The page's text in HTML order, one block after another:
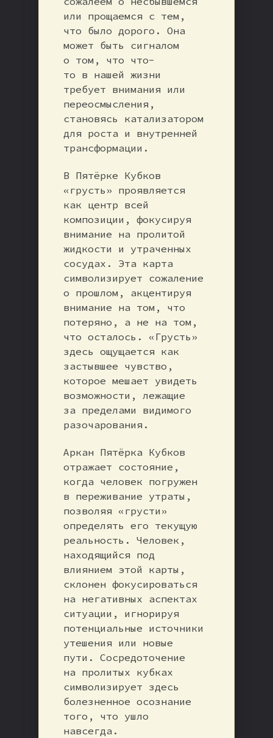
или прощаемся с тем,
что было дорого. Она
может быть сигналом
о том, что что-
то в нашей жизни
требует внимания или
переосмысления,
становясь катализатором
для роста и внутренней
трансформации.
В Пятёрке Кубков
«грусть» проявляется
как центр всей
композиции, фокусируя
внимание на пролитой
жидкости и утраченных
сосудах. Эта карта
символизирует сожаление
о прошлом, акцентируя
внимание на том, что
потеряно, а не на том,
что осталось. «Грусть»
здесь ощущается как
застывшее чувство,
которое мешает увидеть
возможности, лежащие
за пределами видимого
разочарования.
Аркан Пятёрка Кубков
отражает состояние,
когда человек погружен
в переживание утраты,
позволяя «грусти»
определять его текущую
реальность. Человек,
находящийся под
влиянием этой карты,
склонен фокусироваться
на негативных аспектах
ситуации, игнорируя
потенциальные источники
утешения или новые
пути. Сосредоточение
на пролитых кубках
символизирует здесь
болезненное осознание
того, что ушло
навсегда.